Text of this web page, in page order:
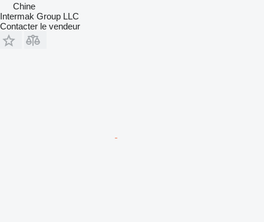
Chine
Intermak Group LLC
Contacter le vendeur